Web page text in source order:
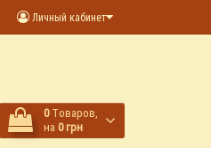
Личный кабинет
0 Tоваров,
на 0 грн